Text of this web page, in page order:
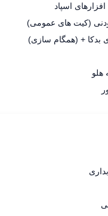
اسپاد
(کیت های عمومی)
بدکا + (همگام سازی)